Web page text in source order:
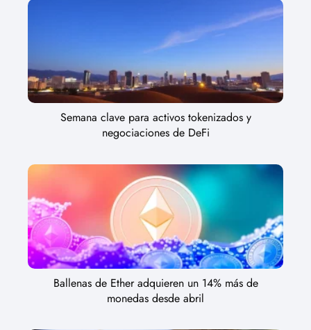
Semana clave para activos tokenizados y
negociaciones de DeFi
Ballenas de Ether adquieren un 14% más de
monedas desde abril